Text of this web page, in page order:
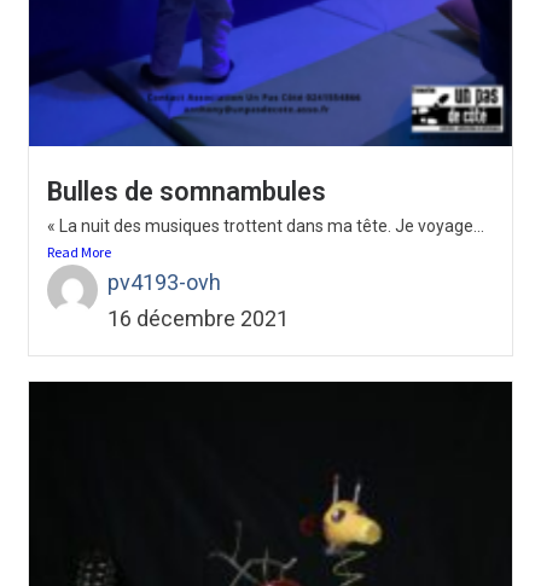
Bulles de somnambules
« La nuit des musiques trottent dans ma tête. Je voyage...
Read More
pv4193-ovh
16 décembre 2021